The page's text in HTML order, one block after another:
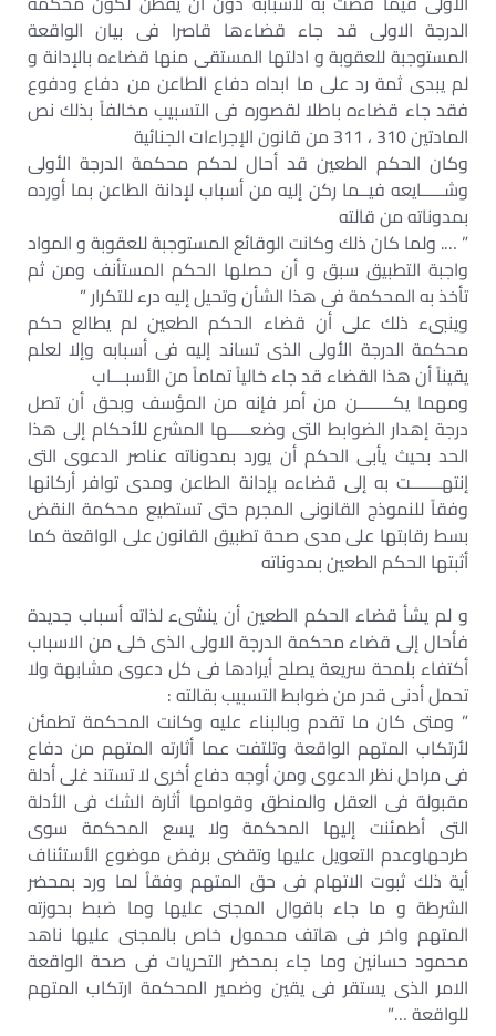
الدرجة الاولى قد جاء قضاءها قاصرا فى بيان الواقعة
المستوجبة للعقوبة و ادلتها المستقى منها قضاءه بالإدانة و
لم يبدى ثمة رد على ما ابداه دفاع الطاعن من دفاع ودفوع
فقد جاء قضاءه باطلا لقصوره فى التسبيب مخالفاً بذلك نص
المادتين 310 ، 311 من قانون الإجراءات الجنائية
وكان الحكم الطعين قد أحال لحكم محكمة الدرجة الأولى
وشـــــايعه فيــما ركن إليه من أسباب لإدانة الطاعن بما أورده
بمدوناته من قالته
” …. ولما كان ذلك وكانت الوقائع المستوجبة للعقوبة و المواد
واجبة التطبيق سبق و أن حصلها الحكم المستأنف ومن ثم
تأخذ به المحكمة فى هذا الشأن وتحيل إليه درء للتكرار ”
وينبىء ذلك على أن قضاء الحكم الطعين لم يطالع حكم
محكمة الدرجة الأولى الذى تساند إليه فى أسبابه وإلا لعلم
يقيناً أن هذا القضاء قد جاء خالياً تماماً من الأسبـــاب
ومهما يكــــــــن من أمر فإنه من المؤسف وبحق أن تصل
درجة إهدار الضوابط التى وضعـــــها المشرع للأحكام إلى هذا
الحد بحيث يأبى الحكم أن يورد بمدوناته عناصر الدعوى التى
إنتهـــــــت به إلى قضاءه بإدانة الطاعن ومدى توافر أركانها
وفقاً للنموذج القانونى المجرم حتى تستطيع محكمة النقض
بسط رقابتها على مدى صحة تطبيق القانون على الواقعة كما
أثبتها الحكم الطعين بمدوناته
و لم يشأ قضاء الحكم الطعين أن ينشىء لذاته أسباب جديدة
فأحال إلى قضاء محكمة الدرجة الاولى الذى خلى من الاسباب
أكتفاء بلمحة سريعة يصلح أيرادها فى كل دعوى مشابهة ولا
تحمل أدنى قدر من ضوابط التسبيب بقالته :
” ومتى كان ما تقدم وبالبناء عليه وكانت المحكمة تطمئن
لأرتكاب المتهم الواقعة وتلتفت عما أثارته المتهم من دفاع
فى مراحل نظر الدعوى ومن أوجه دفاع أخرى لا تستند غلى أدلة
مقبولة فى العقل والمنطق وقوامها أثارة الشك فى الأدلة
التى أطمئنت إليها المحكمة ولا يسع المحكمة سوى
طرحهاوعدم التعويل عليها وتقضى برفض موضوع الأستئناف
أية ذلك ثبوت الاتهام فى حق المتهم وفقاُ لما ورد بمحضر
الشرطة و ما جاء باقوال المجنى عليها وما ضبط بحوزته
المتهم واخر فى هاتف محمول خاص بالمجنى عليها ناهد
محمود حسانين وما جاء بمحضر التحريات فى صحة الواقعة
الامر الذى يستقر فى يقين وضمير المحكمة ارتكاب المتهم
للواقعة …”